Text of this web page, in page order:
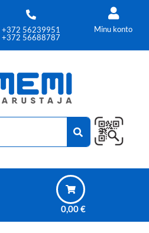
+372 56239951
+372 56688787
Minu konto
0,00€